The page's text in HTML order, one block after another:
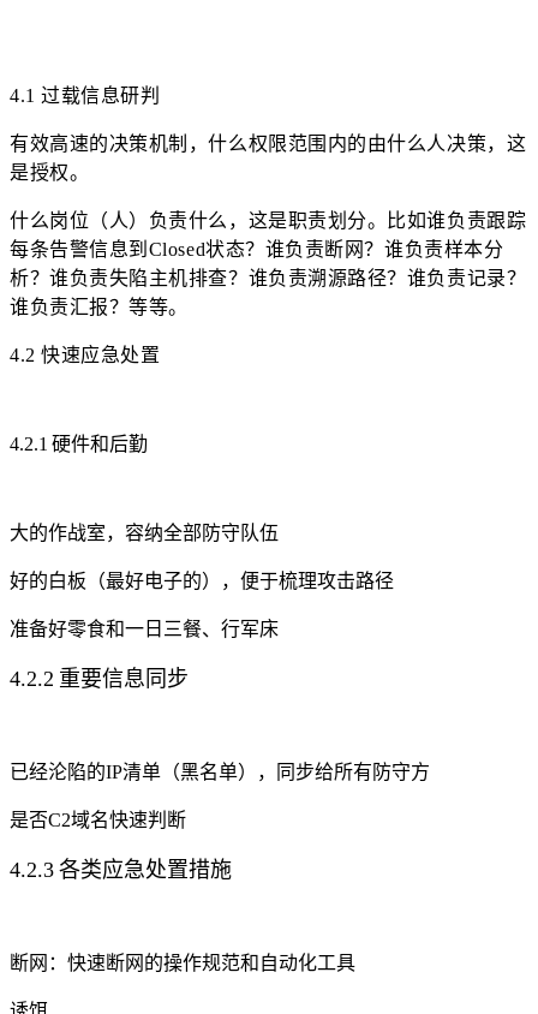
4.1 过载信息研判
有效高速的决策机制，什么权限范围内的由什么人决策，这
是授权。
什么岗位（人）负责什么，这是职责划分。比如谁负责跟踪
每条告警信息到Closed状态？谁负责断网？谁负责样本分
析？谁负责失陷主机排查？谁负责溯源路径？谁负责记录？
谁负责汇报？等等。
4.2 快速应急处置
4.2.1 硬件和后勤
大的作战室，容纳全部防守队伍
好的白板（最好电子的），便于梳理攻击路径
准备好零食和一日三餐、行军床
4.2.2 重要信息同步
已经沦陷的IP清单（黑名单），同步给所有防守方
是否C2域名快速判断
4.2.3 各类应急处置措施
断网：快速断网的操作规范和自动化工具